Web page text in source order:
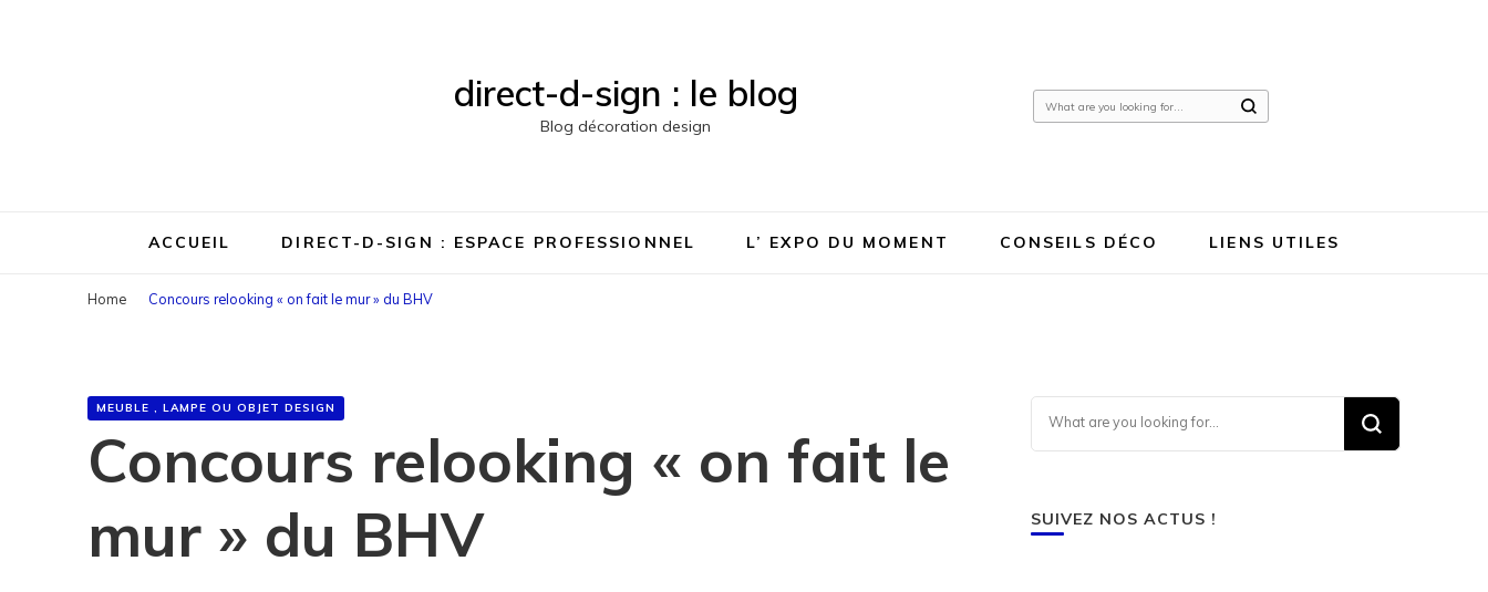
direct-d-sign : le blog
Blog décoration design
Looking
ACCUEIL DIRECT-D-SIGN : ESPACE PROFESSIONNEL L’ EXPO DU MOMENT CONSEILS DÉCO LIENS UTILES
Home Concours relooking « on fait le mur » du BHV
MEUBLE , LAMPE OU OBJET DESIGN
Concours relooking « on fait le
mur » du BHV
SUIVEZ NOS ACTUS !